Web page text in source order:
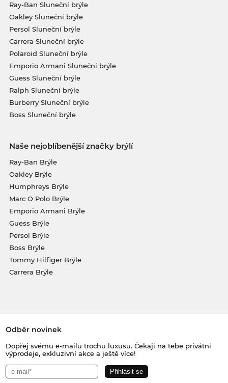
Ray-Ban Sluneční brýle
Oakley Sluneční brýle
Persol Sluneční brýle
Carrera Sluneční brýle
Polaroid Sluneční brýle
Emporio Armani Sluneční brýle
Guess Sluneční brýle
Ralph Sluneční brýle
Burberry Sluneční brýle
Boss Sluneční brýle
Naše nejoblíbenější značky brýlí
Ray-Ban Brýle
Oakley Brýle
Humphreys Brýle
Marc O Polo Brýle
Emporio Armani Brýle
Guess Brýle
Persol Brýle
Boss Brýle
Tommy Hilfiger Brýle
Carrera Brýle
Odběr novinek
Dopřej svému e-mailu trochu luxusu. Čekají na tebe privátní
výprodeje, exkluzivní akce a ještě více!